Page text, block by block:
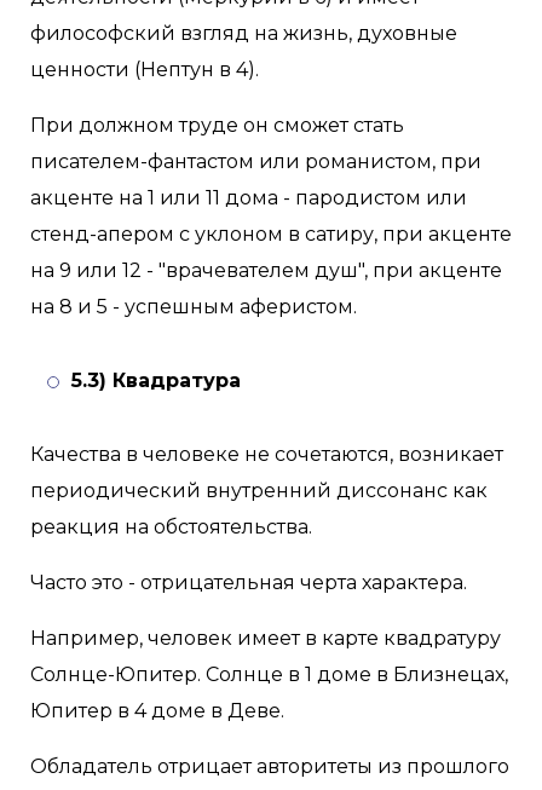
философский взгляд на жизнь, духовные
ценности (Нептун в 4).
При должном труде он сможет стать
писателем-фантастом или романистом, при
акценте на 1 или 11 дома - пародистом или
стенд-апером с уклоном в сатиру, при акценте
на 9 или 12 - "врачевателем душ", при акценте
на 8 и 5 - успешным аферистом.
5.3) Квадратура
Качества в человеке не сочетаются, возникает
периодический внутренний диссонанс как
реакция на обстоятельства.
Часто это - отрицательная черта характера.
Например, человек имеет в карте квадратуру
Солнце-Юпитер. Солнце в 1 доме в Близнецах,
Юпитер в 4 доме в Деве.
Обладатель отрицает авторитеты из прошлого